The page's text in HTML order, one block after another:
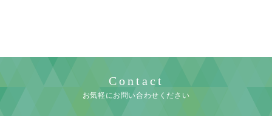
Contact
お気軽にお問い合わせください